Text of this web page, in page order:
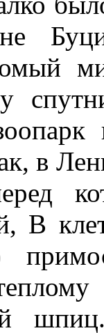
в
В